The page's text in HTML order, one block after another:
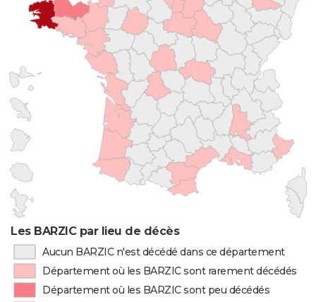
Les BARZIC par lieu de décès
Aucun BARZIC n'est décédé dans ce département
Département où les BARZIC sont rarement décédés
Département où les BARZIC sont peu décédés